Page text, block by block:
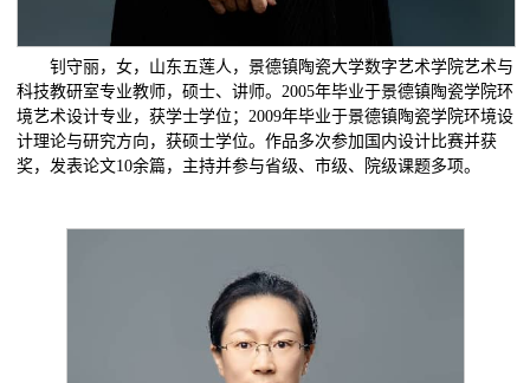
钊守丽，女，山东五莲人，景德镇陶瓷大学数字艺术学院艺术与
科技教研室专业教师，硕士、讲师。2005年毕业于景德镇陶瓷学院环
境艺术设计专业，获学士学位；2009年毕业于景德镇陶瓷学院环境设
计理论与研究方向，获硕士学位。作品多次参加国内设计比赛并获
奖，发表论文10余篇，主持并参与省级、市级、院级课题多项。